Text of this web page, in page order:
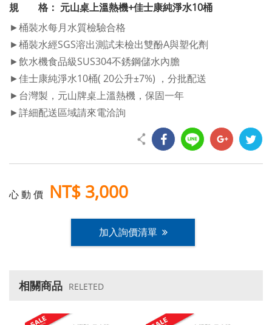
規 格： 元山桌上溫熱機+佳士康純淨水10桶
►桶裝水每月水質檢驗合格
►桶裝水經SGS溶出測試未檢出雙酚A與塑化劑
►飲水機食品級SUS304不銹鋼儲水內膽
►佳士康純淨水10桶( 20公升±7%) ，分批配送
►台灣製，元山牌桌上溫熱機，保固一年
►詳細配送區域請來電洽詢
心 動 價 NT$ 3,000
加入詢價清單
相關商品 RELETED